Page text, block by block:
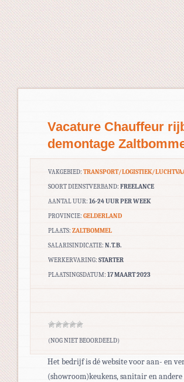
Vacature Chauffeur
demontage
VAKGEBIED: TRANSPORT/LOGISTIEK/
SOORT DIENSTVERBAND: FREELANCE
AANTAL UUR: 16-24 UUR PER WEEK
PROVINCIE: GELDERLAND
PLAATS: ZALTBOMMEL
SALARISINDICATIE: N.T.B.
WERKERVARING: STARTER
PLAATSINGSDATUM: 17 MAART 2023
(NOG NIET BEOORDEELD)
Het bedrijf is dé website voor aan- en
(showroom)keukens, sanitair en